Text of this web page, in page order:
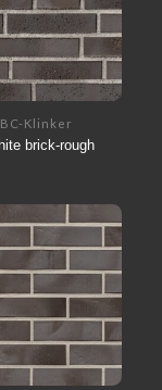
Klinker
brick-rough